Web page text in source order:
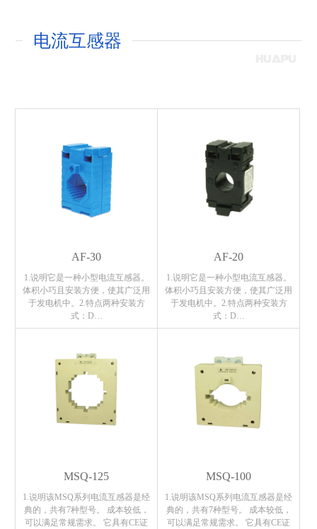
电流互感器
AF-30
1.说明它是一种小型电流互感器。
体积小巧且安装方便，使其广泛用
于发电机中。2.特点两种安装方
式：D…
AF-20
1.说明它是一种小型电流互感器。
体积小巧且安装方便，使其广泛用
于发电机中。2.特点两种安装方
式：D…
MSQ-125
1.说明该MSQ系列电流互感器是经
典的，共有7种型号。 成本较低，
可以满足常规需求。 它具有CE证
MSQ-100
1.说明该MSQ系列电流互感器是经
典的，共有7种型号。 成本较低，
可以满足常规需求。 它具有CE证